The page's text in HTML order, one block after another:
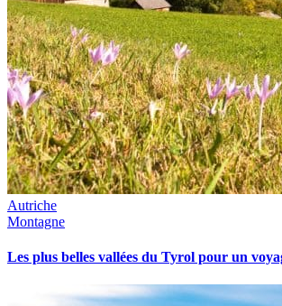
Autriche
Montagne
Les plus belles vallées du Tyrol pour un